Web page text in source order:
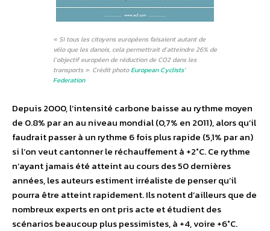
« Si tous les citoyens européens faisaient autant de
vélo que les danois, cela permettrait d’atteindre 26% de
l’objectif européen de réduction de CO2 dans les
transports ». Crédit photoEuropean Cyclists’
Federation
Depuis 2000, l’intensité carbone baisse au rythme moyen
de 0.8% par an au niveau mondial (0,7% en 2011), alors qu’il
faudrait passer à un rythme 6 fois plus rapide (5,1% par an)
si l’on veut cantonner le réchauffement à +2°C. Ce rythme
n’ayant jamais été atteint au cours des 50 dernières
années, les auteurs estiment irréaliste de penser qu’il
pourra être atteint rapidement. Ils notent d’ailleurs que de
nombreux experts en ont pris acte et étudient des
scénarios beaucoup plus pessimistes, à +4, voire +6°C.